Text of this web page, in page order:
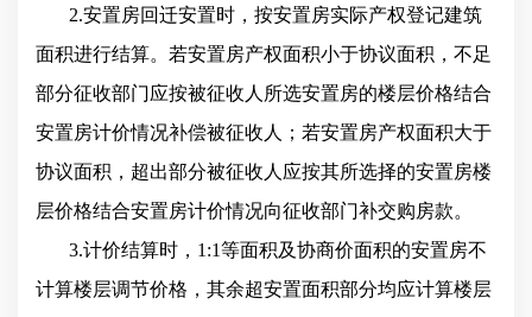
2.安置房回迁安置时，按安置房实际产权登记建筑
面积进行结算。若安置房产权面积小于协议面积，不足
部分征收部门应按被征收人所选安置房的楼层价格结合
安置房计价情况补偿被征收人；若安置房产权面积大于
协议面积，超出部分被征收人应按其所选择的安置房楼
层价格结合安置房计价情况向征收部门补交购房款。
3.计价结算时，1:1等面积及协商价面积的安置房不
计算楼层调节价格，其余超安置面积部分均应计算楼层